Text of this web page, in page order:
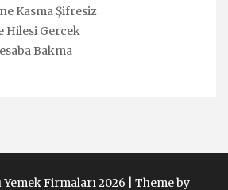
Kasma Şifresiz
Hilesi Gerçek
Bakma
Firmaları 2026 | Theme by